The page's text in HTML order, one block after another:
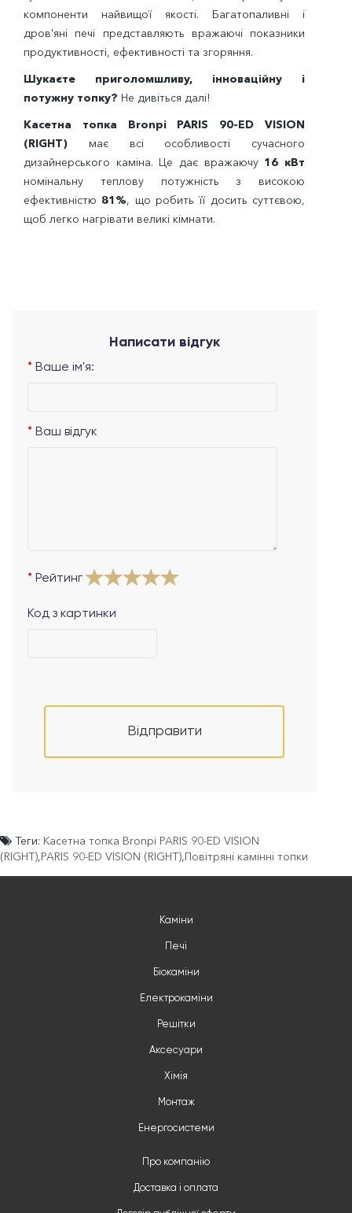
компоненти найвищої якості. Багатопаливні і
дров'яні печі представляють вражаючі показники
продуктивності, ефективності та згоряння.
Шукаєте приголомшливу, інноваційну і
потужну топку? Не дивіться далі!
Касетна топка Bronpi PARIS 90-ED VISION
(RIGHT) має всі особливості сучасного
дизайнерського каміна. Це дає вражаючу 16 кВт
номінальну теплову потужність з високою
ефективністю 81%, що робить її досить суттєвою,
щоб легко нагрівати великі кімнати.
Написати відгук
Ваше ім'я:
Ваш відгук
Рейтинг
Код з картинки
Відправити
Теги: Касетна топка Bronpi PARIS 90-ED VISION
(RIGHT),PARIS 90-ED VISION (RIGHT),Повітряні камінні топки
Каміни
Печі
Біокаміни
Електрокаміни
Решітки
Аксесуари
Хімія
Монтаж
Енергосистеми
Про компанію
Доставка і оплата